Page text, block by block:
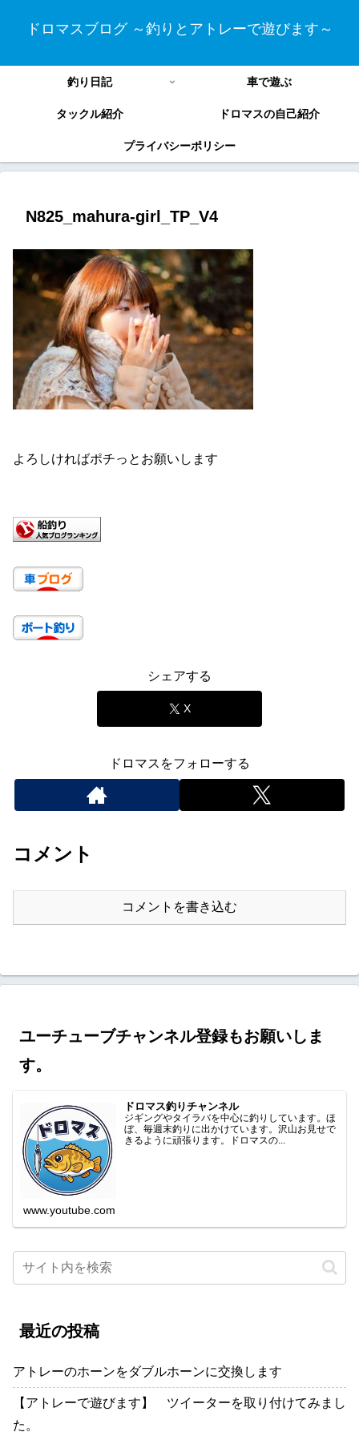
ドロマスブログ ～釣りとアトレーで遊びます～
釣り日記 車で遊ぶ
タックル紹介 ドロマスの自己紹介
プライバシーポリシー
N825_mahura-girl_TP_V4
よろしければポチっとお願いします
シェアする
X
ドロマスをフォローする
コメント
コメントを書き込む
ユーチューブチャンネル登録もお願いしま
す。
ドロマス釣りチャンネル
ジギングやタイラバを中心に釣りしています。ほ
ぼ、毎週末釣りに出かけています。沢山お見せで
きるように頑張ります。ドロマスの...
www.youtube.com
最近の投稿
アトレーのホーンをダブルホーンに交換します
【アトレーで遊びます】 ツイーターを取り付けてみまし
た。